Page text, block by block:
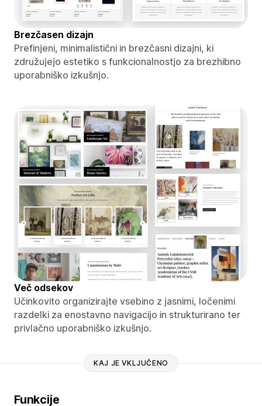
Brezčasen dizajn
Prefinjeni, minimalistični in brezčasni dizajni, ki
združujejo estetiko s funkcionalnostjo za brezhibno
uporabniško izkušnjo.
Več odsekov
Učinkovito organizirajte vsebino z jasnimi, ločenimi
razdelki za enostavno navigacijo in strukturirano ter
privlačno uporabniško izkušnjo.
KAJ JE VKLJUČENO
Funkcije